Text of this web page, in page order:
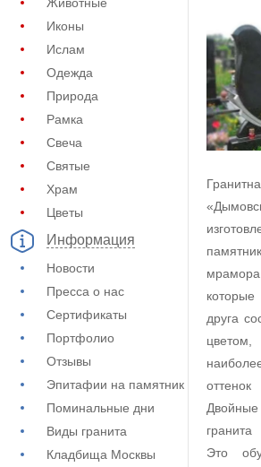
Иконы
Ислам
Одежда
Природа
Рамка
Свеча
Святые
Храм
Цветы
Информация
Новости
Пресса о нас
Сертификаты
Портфолио
Отзывы
Эпитафии на памятник
Поминальные дни
Виды гранита
Кладбища Москвы
которые
друга
цветом,
Это